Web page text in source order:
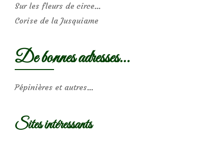
Sur les fleurs de circe…
Corise de la Jusquiame
De bonnes adresses…
Pépinières et autres…
Sites intéressants